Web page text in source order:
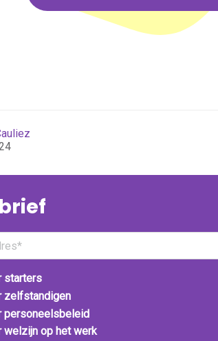
starters
zelfstandigen
personeelsbeleid
welzijn op het werk